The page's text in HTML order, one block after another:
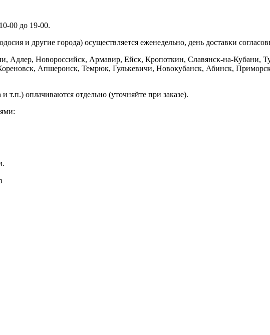
00 до 19-00.
и другие города) осуществляется еженедельно, день доставки
Адлер, Новороссийск, Армавир, Ейск, Кропоткин, Славянск-на-Кубани,
Апшеронск, Темрюк, Гулькевичи, Новокубанск, Абинск,
т.п.) оплачиваются отдельно (уточняйте при заказе).